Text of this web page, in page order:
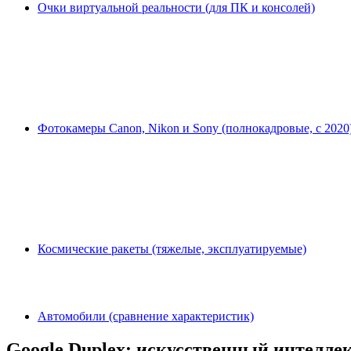
Очки виртуальной реальности (для ПК и консолей)
Фотокамеры Canon, Nikon и Sony (полнокадровые, с
Космические ракеты (тяжелые, эксплуатируемые)
Автомобили (сравнение характеристик)